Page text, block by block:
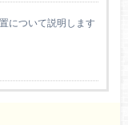
について説明します